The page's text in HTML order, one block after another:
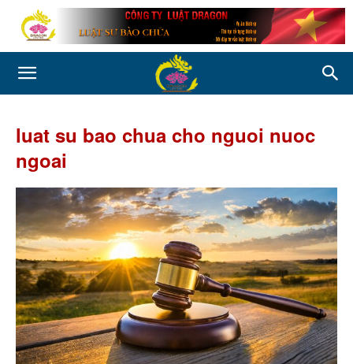
luat su bao chua cho nguoi nuoc
ngoai